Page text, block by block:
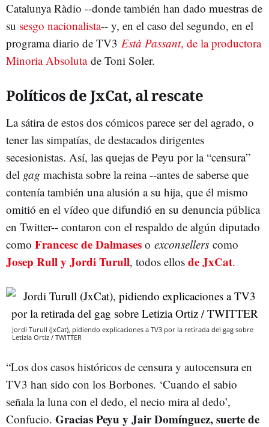
Catalunya Ràdio --donde también han dado muestras de
su sesgo nacionalista-- y, en el caso del segundo, en el
programa diario de TV3 Està Passant, de la productora
Minoria Absolutade Toni Soler.
Políticos de JxCat, al rescate
La sátira de estos dos cómicos parece ser del agrado, o
tener las simpatías, de destacados dirigentes
secesionistas. Así, las quejas de Peyu por la “censura”
del gag machista sobre la reina --antes de saberse que
contenía también una alusión a su hija, que él mismo
omitió en el vídeo que difundió en su denuncia pública
en Twitter-- contaron con el respaldo de algún diputado
como Francesc de Dalmases o exconsellers como
Josep Rull y Jordi Turull, todos ellos de JxCat.
Jordi Turull (JxCat), pidiendo explicaciones a TV3 por la retirada del gag sobre
Letizia Ortiz / TWITTER
“Los dos casos históricos de censura y autocensura en
TV3 han sido con los Borbones. ‘Cuando el sabio
señala la luna con el dedo, el necio mira al dedo’,
Confucio. Gracias Peyu y Jair Domínguez, suerte de